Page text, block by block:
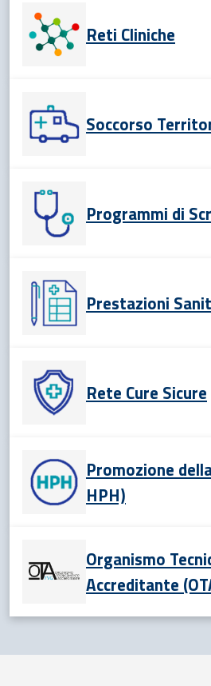
Reti Cliniche
Soccorso
Programmi di
Prestazioni
Rete Cure Sicure
Promozione
HPH)
Organismo
Accreditante